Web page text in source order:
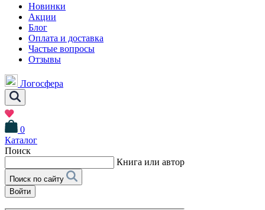
Новинки
Акции
Блог
Оплата и доставка
Частые вопросы
Отзывы
Логосфера
0
Каталог
Поиск
Книга или автор
Поиск по сайту
Войти